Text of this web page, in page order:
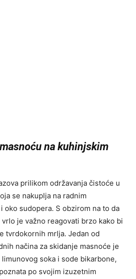
na kuhinjskim
prilikom održavanja čistoće u
se nakuplja na radnim
oko sudopera. S obzirom na to da
je važno reagovati brzo kako bi
tvrdokornih mrlja. Jedan od
načina za skidanje masnoće je
soka i sode bikarbone,
po svojim izuzetnim